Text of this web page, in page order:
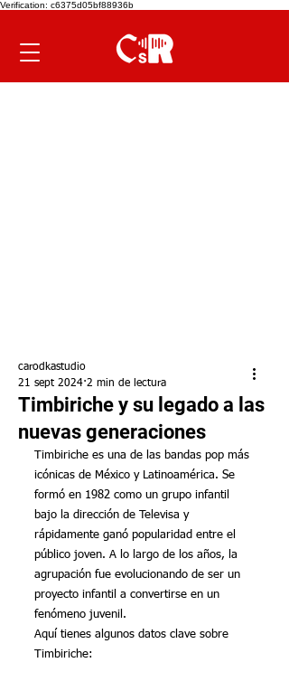
Verification: c6375d05bf88936b
Timbiriche y su legado a las
nuevas generaciones
carodkastudio
21 sept 2024 2 min de lectura
Timbiriche es una de las bandas pop más
icónicas de México y Latinoamérica. Se
formó en 1982 como un grupo infantil
bajo la dirección de Televisa y
rápidamente ganó popularidad entre el
público joven. A lo largo de los años, la
agrupación fue evolucionando de ser un
proyecto infantil a convertirse en un
fenómeno juvenil.
Aquí tienes algunos datos clave sobre
Timbiriche: